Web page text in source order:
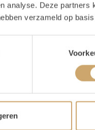
analyse. Deze
verzameld op
Magazijn voorraad
Hoogte